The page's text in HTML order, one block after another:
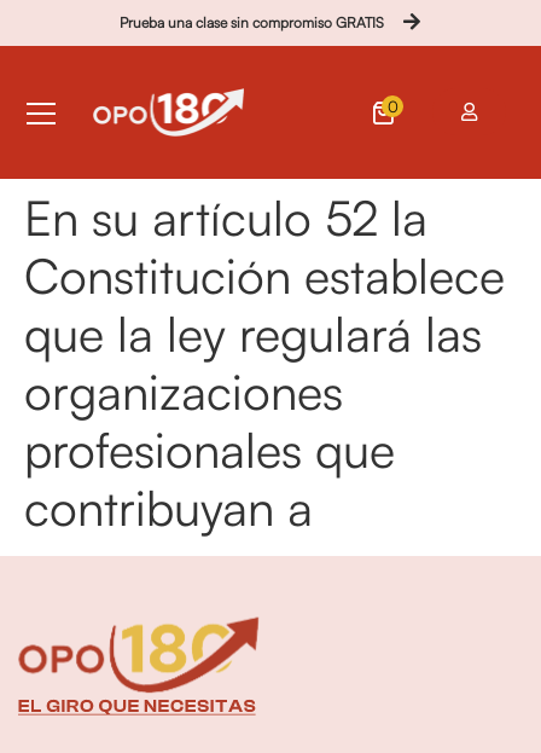
Prueba una clase sin compromiso GRATIS
0
En su artículo 52 la
Constitución establece
que la ley regulará las
organizaciones
profesionales que
contribuyan a